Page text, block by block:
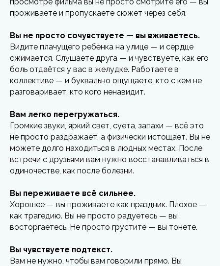
проживаете и пропускаете сюжет через себя.
Вы не просто сочувствуете — вы вживаетесь.
Видите плачущего ребёнка на улице — и сердце
сжимается. Слушаете друга — и чувствуете, как его
боль отдаётся у вас в желудке. Работаете в
коллективе — и буквально ощущаете, кто с кем не
разговаривает, кто кого ненавидит.
Вам легко перегружаться.
Громкие звуки, яркий свет, суета, запахи — всё это
не просто раздражает, а физически истощает. Вы не
можете долго находиться в людных местах. После
встречи с друзьями вам нужно восстанавливаться в
одиночестве, как после болезни.
Вы переживаете всё сильнее.
Хорошее — вы проживаете как праздник. Плохое —
как трагедию. Вы не просто радуетесь — вы
восторгаетесь. Не просто грустите — вы тонете.
Вы чувствуете подтекст.
Вам не нужно, чтобы вам говорили прямо. Вы